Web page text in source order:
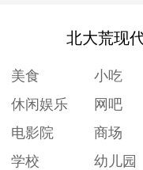
北大荒现
美食 小吃
休闲娱乐
网吧
电影院
商场
学校
幼儿园